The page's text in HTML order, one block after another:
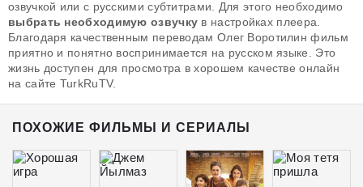
озвучкой или с русскими субтитрами. Для этого необходимо
выбрать необходимую озвучку в настройках плеера.
Благодаря качественным переводам Олег Воротилин фильм
приятно и понятно воспринимается на русском языке. Это
жизнь доступен для просмотра в хорошем качестве онлайн
на сайте TurkRuTV.
ПОХОЖИЕ ФИЛЬМЫ И СЕРИАЛЫ